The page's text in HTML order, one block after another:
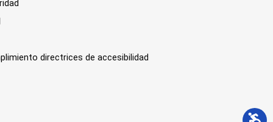
directrices de accesibilidad